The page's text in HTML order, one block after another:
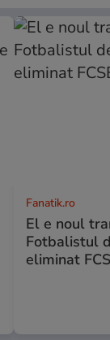
Fanatik.ro
El e noul
Fotbalistul
eliminat